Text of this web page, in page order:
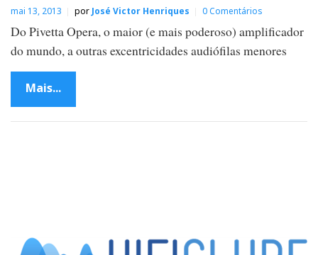
mai 13, 2013 por José Victor Henriques 0 Comentários
Do Pivetta Opera, o maior (e mais poderoso) amplificador
do mundo, a outras excentricidades audiófilas menores
Mais...